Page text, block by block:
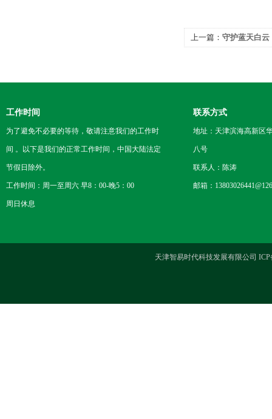
上一篇： 守护蓝天白云
工作时间
为了避免不必要的等待，敬请注意我们的工作时
间 。以下是我们的正常工作时间，中国大陆法定
节假日除外。
工作时间：周一至周六 早8：00-晚5：00
周日休息
联系方式
地址：天津滨海高新区
八号
联系人：陈涛
邮箱：
天津智易时代科技发展有限公司 ICP